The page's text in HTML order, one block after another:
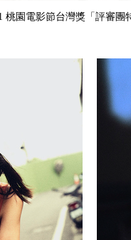
園電影節台灣獎「評審團